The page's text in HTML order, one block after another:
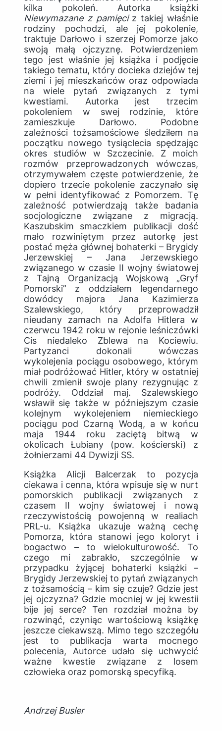
kilka pokoleń. Autorka książki
Niewymazane z pamięciz takiej właśnie
rodziny pochodzi, ale jej pokolenie,
traktuje Darłowo i szerzej Pomorze jako
swoją małą ojczyznę. Potwierdzeniem
tego jest właśnie jej książka i podjęcie
takiego tematu, który docieka dziejów tej
ziemi i jej mieszkańców oraz odpowiada
na wiele pytań związanych z tymi
kwestiami. Autorka jest trzecim
pokoleniem w swej rodzinie, które
zamieszkuje Darłowo. Podobne
zależności tożsamościowe śledziłem na
początku nowego tysiąclecia spędzając
okres studiów w Szczecinie. Z moich
rozmów przeprowadzonych wówczas,
otrzymywałem częste potwierdzenie, że
dopiero trzecie pokolenie zaczynało się
w pełni identyfikować z Pomorzem. Tę
zależność potwierdzają także badania
socjologiczne związane z migracją.
Kaszubskim smaczkiem publikacji dość
mało rozwiniętym przez autorkę jest
postać męża głównej bohaterki – Brygidy
Jerzewskiej – Jana Jerzewskiego
związanego w czasie II wojny światowej
z Tajną Organizacją Wojskową „Gryf
Pomorski” z oddziałem legendarnego
dowódcy majora Jana Kazimierza
Szalewskiego, który przeprowadził
nieudany zamach na Adolfa Hitlera w
czerwcu 1942 roku w rejonie leśniczówki
Cis niedaleko Zblewa na Kociewiu.
Partyzanci dokonali wówczas
wykolejenia pociągu osobowego, którym
miał podróżować Hitler, który w ostatniej
chwili zmienił swoje plany rezygnując z
podróży. Oddział maj. Szalewskiego
wsławił się także w późniejszym czasie
kolejnym wykolejeniem niemieckiego
pociągu pod Czarną Wodą, a w końcu
maja 1944 roku zaciętą bitwą w
okolicach Łubiany (pow. kościerski) z
żołnierzami 44 Dywizji SS.
Książka Alicji Balcerzak to pozycja
ciekawa i cenna, która wpisuje się w nurt
pomorskich publikacji związanych z
czasem II wojny światowej i nową
rzeczywistością powojenną w realiach
PRL-u. Książka ukazuje ważną cechę
Pomorza, która stanowi jego koloryt i
bogactwo – to wielokulturowość. To
czego mi zabrakło, szczególnie w
przypadku żyjącej bohaterki książki –
Brygidy Jerzewskiej to pytań związanych
z tożsamością – kim się czuje? Gdzie jest
jej ojczyzna? Gdzie mocniej w jej kwestii
bije jej serce? Ten rozdział można by
rozwinąć, czyniąc wartościową książkę
jeszcze ciekawszą. Mimo tego szczegółu
jest to publikacja warta mocnego
polecenia, Autorce udało się uchwycić
ważne kwestie związane z losem
człowieka oraz pomorską specyfiką.
Andrzej Busler